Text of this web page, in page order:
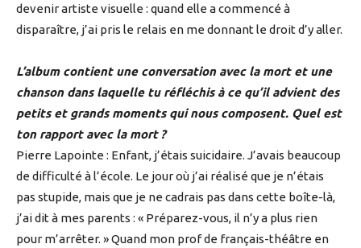
devenir artiste visuelle : quand elle a commencé à
disparaître, j’ai pris le relais en me donnant le droit d’y aller.
L’album contient une conversation avec la mort et une
chanson dans laquelle tu réfléchis à ce qu’il advient des
petits et grands moments qui nous composent. Quel est
ton rapport avec la mort ?
Pierre Lapointe : Enfant, j’étais suicidaire. J’avais beaucoup
de difficulté à l’école. Le jour où j’ai réalisé que je n’étais
pas stupide, mais que je ne cadrais pas dans cette boîte-là,
j’ai dit à mes parents : « Préparez-vous, il n’y a plus rien
pour m’arrêter. » Quand mon prof de français-théâtre en